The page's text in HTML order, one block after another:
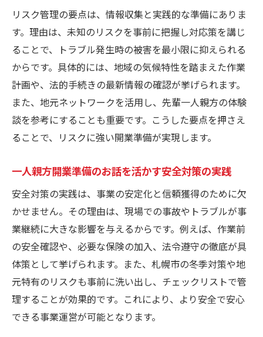
リスク管理の要点は、情報収集と実践的な準備にありま
す。理由は、未知のリスクを事前に把握し対応策を講じ
ることで、トラブル発生時の被害を最小限に抑えられる
からです。具体的には、地域の気候特性を踏まえた作業
計画や、法的手続きの最新情報の確認が挙げられます。
また、地元ネットワークを活用し、先輩一人親方の体験
談を参考にすることも重要です。こうした要点を押さえ
ることで、リスクに強い開業準備が実現します。
一人親方開業準備のお話を活かす安全対策の実践
安全対策の実践は、事業の安定化と信頼獲得のために欠
かせません。その理由は、現場での事故やトラブルが事
業継続に大きな影響を与えるからです。例えば、作業前
の安全確認や、必要な保険の加入、法令遵守の徹底が具
体策として挙げられます。また、札幌市の冬季対策や地
元特有のリスクも事前に洗い出し、チェックリストで管
理することが効果的です。これにより、より安全で安心
できる事業運営が可能となります。